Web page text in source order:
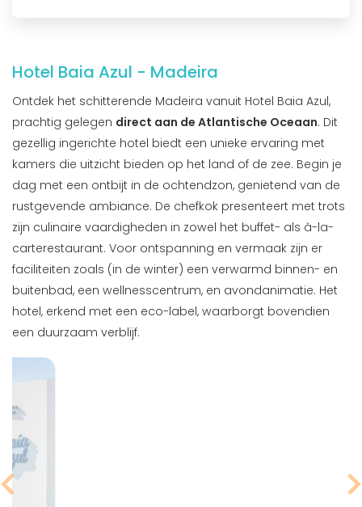
Hotel Baia Azul - Madeira
Ontdek het schitterende Madeira vanuit Hotel Baia Azul,
prachtig gelegen direct aan de Atlantische Oceaan. Dit
gezellig ingerichte hotel biedt een unieke ervaring met
kamers die uitzicht bieden op het land of de zee. Begin je
dag met een ontbijt in de ochtendzon, genietend van de
rustgevende ambiance. De chefkok presenteert met trots
zijn culinaire vaardigheden in zowel het buffet- als à-la-
carterestaurant. Voor ontspanning en vermaak zijn er
faciliteiten zoals (in de winter) een verwarmd binnen- en
buitenbad, een wellnesscentrum, en avondanimatie. Het
hotel, erkend met een eco-label, waarborgt bovendien
een duurzaam verblijf.